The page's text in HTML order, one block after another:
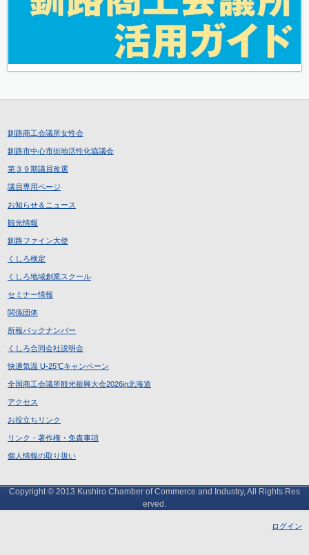
釧路商工会議所女性会
釧路市中心市街地活性化協議会
第３９期議員改選
議員専用ページ
お知らせ＆ニュース
観光情報
釧路ファイン大使
くしろ検定
くしろ地域創業スクール
セミナー情報
関係団体
所報バックナンバー
くしろ合同会社説明会
快適気温 U-25℃キャンペーン
全国商工会議所観光振興大会2026in北海道
アクセス
お役立ちリンク
リンク・著作権・免責事項
個人情報の取り扱い
Copyright © 2013 Kushiro Chamber of Commerce and Industry, All Rights Res
erved.
ログイン